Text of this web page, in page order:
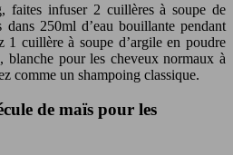
faites infuser 2 cuillères à soupe de
dans 250ml d’eau bouillante pendant
1 cuillère à soupe d’argile en poudre
blanche pour les cheveux normaux à
comme un shampoing classique.
de maïs pour les